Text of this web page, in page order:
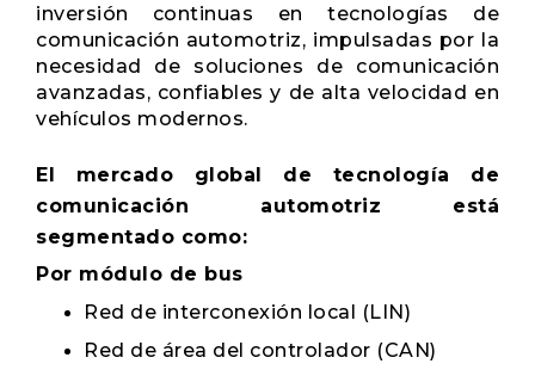
inversión continuas en tecnologías de
comunicación automotriz, impulsadas por la
necesidad de soluciones de comunicación
avanzadas, confiables y de alta velocidad en
vehículos modernos.
El mercado global de tecnología de
comunicación automotriz está
segmentado como:
Por módulo de bus
Red de interconexión local (LIN)
Red de área del controlador (CAN)